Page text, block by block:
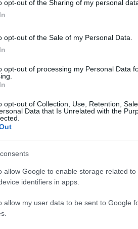
opt-out of the Sharing of my personal
opt-out of the Sale of my Personal Data.
opt-out of processing my Personal Data
opt-out of Collection, Use, Retention,
Data that Is Unrelated with the
allow Google to enable storage related
identifiers in apps.
allow my user data to be sent to Google
“Chapeau”
Ronaldo alla Roma, un’idea che
dell’ambiente giallorosso. A
ieri, a margine di un evento di
AS ROMA
- 13:41